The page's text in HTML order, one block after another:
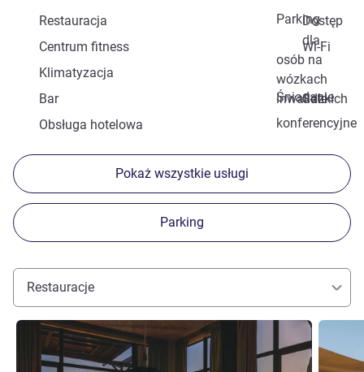
Parking
Restauracja
Dostęp
dla
osób na
wózkach
inwalidzkich
Centrum fitness
Wi-Fi
Klimatyzacja
Śniadanie
Bar
Sale
konferencyjne
Obsługa hotelowa
Pokaż wszystkie usługi
Parking
Restauracje
Pokaż szczegóły Pokaż